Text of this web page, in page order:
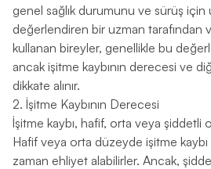
genel sağlık durumunu ve sürüş
değerlendiren bir uzman tarafından
kullanan bireyler, genellikle bu
ancak işitme kaybının derecesi ve
dikkate alınır.
2. İşitme Kaybının Derecesi
İşitme kaybı, hafif, orta veya şiddetli
Hafif veya orta düzeyde işitme
zaman ehliyet alabilirler. Ancak,